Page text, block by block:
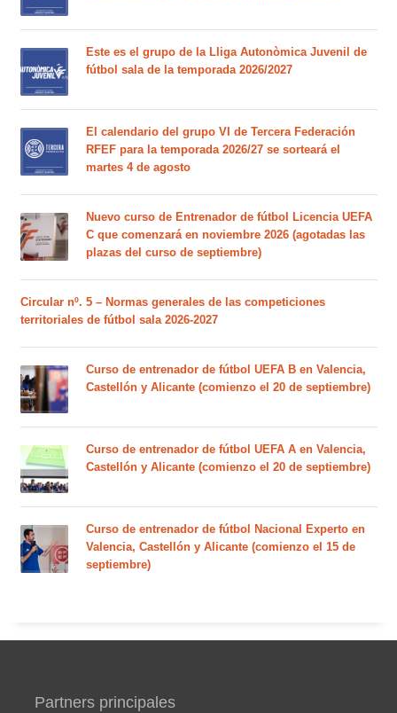
Este es el grupo de la Lliga Autonòmica Juvenil de
fútbol sala de la temporada 2026/2027
El calendario del grupo VI de Tercera Federación
RFEF para la temporada 2026/27 se sorteará el
martes 4 de agosto
Nuevo curso de Entrenador de fútbol Licencia UEFA
C que comenzará en noviembre 2026 (agotadas las
plazas del curso de septiembre)
Circular nº. 5 – Normas generales de las competiciones
territoriales de fútbol sala 2026-2027
Curso de entrenador de fútbol UEFA B en Valencia,
Castellón y Alicante (comienzo el 20 de septiembre)
Curso de entrenador de fútbol UEFA A en Valencia,
Castellón y Alicante (comienzo el 20 de septiembre)
Curso de entrenador de fútbol Nacional Experto en
Valencia, Castellón y Alicante (comienzo el 15 de
septiembre)
Partners principales